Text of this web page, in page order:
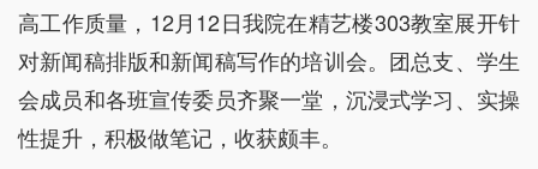
高工作质量，12月12日我院在精艺楼303教室展开针
对新闻稿排版和新闻稿写作的培训会。团总支、学生
会成员和各班宣传委员齐聚一堂，沉浸式学习、实操
性提升，积极做笔记，收获颇丰。